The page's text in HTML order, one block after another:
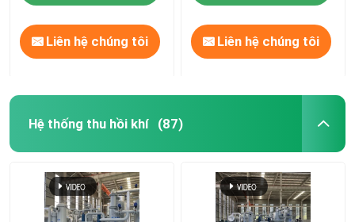
Liên hệ chúng tôi Liên hệ chúng tôi
Hệ thống thu hồi khí (87)